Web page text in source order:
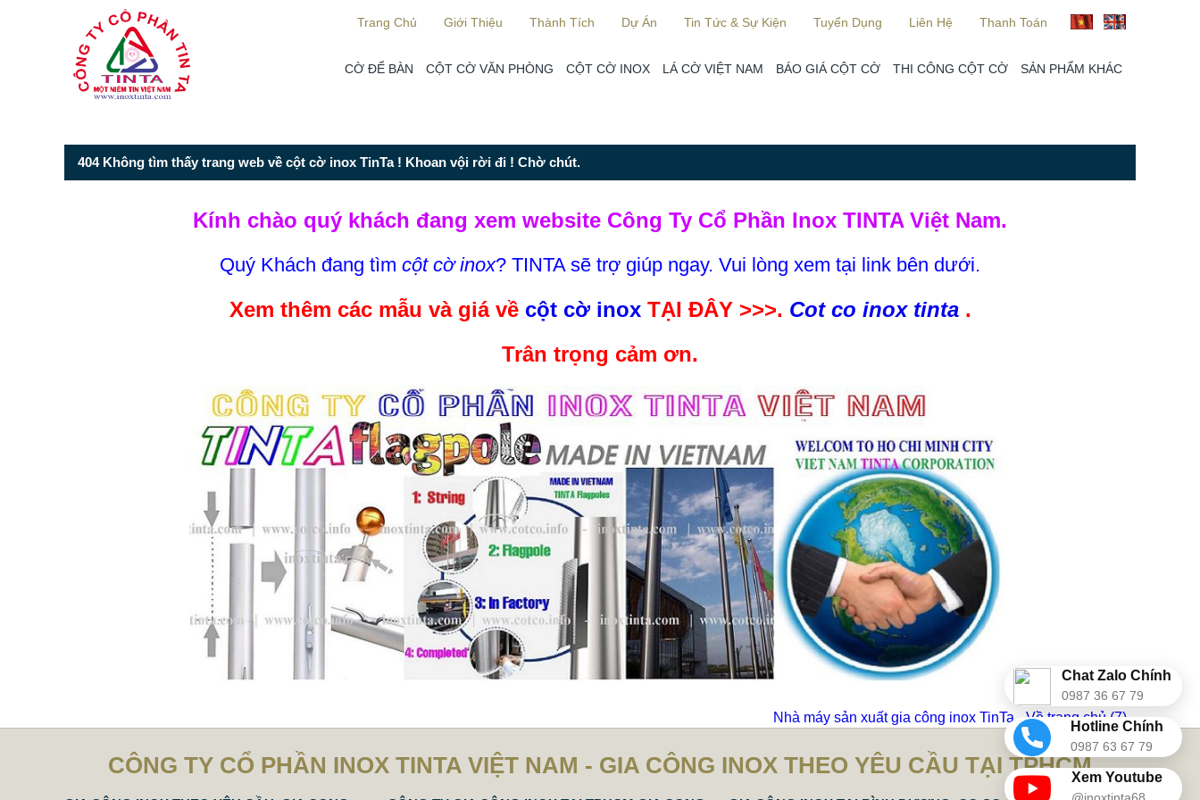
Trang Chủ Giới Thiệu Thành Tích Dự Án Tin Tức & Sự Kiện Tuyển Dụng Liên Hệ Thanh Toán
CỜ ĐỂ BÀN CỘT CỜ VĂN PHÒNG CỘT CỜ INOX LÁ CỜ VIỆT NAM BÁO GIÁ CỘT CỜ THI CÔNG CỘT CỜ SẢN PHẨM KHÁC
Từ mục này trở xuống là mã nguồn Zalo
Chat Zalo Chính
0987 36 67 79
Hotline Chính
0987 63 67 79
Xem Youtube
@inoxtinta68
404 Không tìm thấy trang web về cột cờ inox TinTa ! Khoan vội rời đi ! Chờ chút.
Kính chào quý khách đang xem website Công Ty Cổ Phần Inox TINTA Việt Nam.
Quý Khách đang tìm cột cờ inox? TINTA sẽ trợ giúp ngay. Vui lòng xem tại link bên dưới.
Xem thêm các mẫu và giá về cột cờ inoxTẠI ĐÂY >>>. Cot co inox tinta.
Trân trọng cảm ơn.
Nhà máy sản xuất gia công inox TinTa - Về trang chủ (6)
CÔNG TY CỔ PHẦN INOX TINTA VIỆT NAM - GIA CÔNG INOX THEO YÊU CẦU TẠI TPHCM